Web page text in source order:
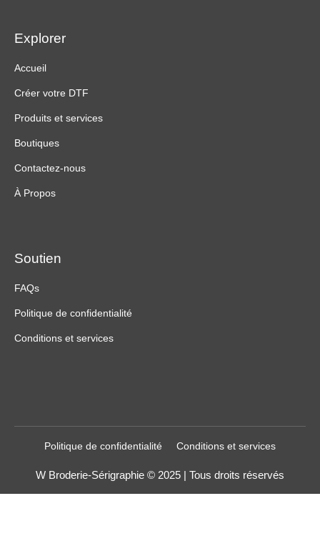
Explorer
Accueil
Créer votre DTF
Produits et services
Boutiques
Contactez-nous
À Propos
Soutien
FAQs
Politique de confidentialité
Conditions et services
W Broderie-Sérigraphie © 2025 | Tous droits réservés
Politique de confidentialité Conditions et services